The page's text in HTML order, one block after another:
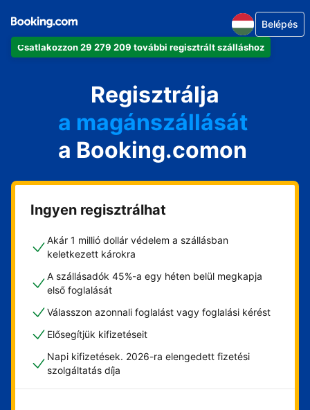
Csatlakozzon 29 279 209 további regisztrált szálláshoz
Belépés
Regisztrálja
az apartmanját
a szállodáját
a magánszállását
a vendégházát
a házát
a Booking.comon
Ingyen regisztrálhat
Akár 1 millió dollár védelem a szállásban
keletkezett károkra
A szállásadók 45%-a egy héten belül megkapja
első foglalását
Válasszon azonnali foglalást vagy foglalási kérést
Elősegítjük kifizetéseit
Napi kifizetések. 2026-ra elengedett fizetési
szolgáltatás díja